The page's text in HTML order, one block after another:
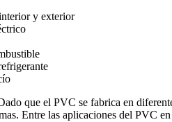
y exterior
que el PVC se fabrica en
Entre las aplicaciones del PVC